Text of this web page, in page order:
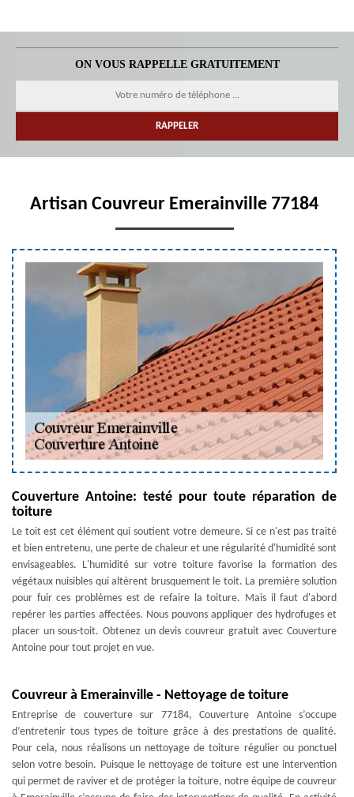
ON VOUS RAPPELLE GRATUITEMENT
Artisan Couvreur Emerainville 77184
Couverture Antoine: testé pour toute réparation de
toiture
Le toit est cet élément qui soutient votre demeure. Si ce n'est pas traité
et bien entretenu, une perte de chaleur et une régularité d'humidité sont
envisageables. L'humidité sur votre toiture favorise la formation des
végétaux nuisibles qui altèrent brusquement le toit. La première solution
pour fuir ces problèmes est de refaire la toiture. Mais il faut d'abord
repérer les parties affectées. Nous pouvons appliquer des hydrofuges et
placer un sous-toit. Obtenez un devis couvreur gratuit avec Couverture
Antoine pour tout projet en vue.
Couvreur à Emerainville - Nettoyage de toiture
Entreprise de couverture sur 77184, Couverture Antoine s’occupe
d’entretenir tous types de toiture grâce à des prestations de qualité.
Pour cela, nous réalisons un nettoyage de toiture régulier ou ponctuel
selon votre besoin. Puisque le nettoyage de toiture est une intervention
qui permet de raviver et de protéger la toiture, notre équipe de couvreur